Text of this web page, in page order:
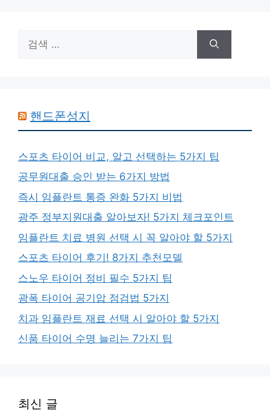
색:
핸드폰성지
스포츠 타이어 비교, 알고 선택하는 5가지 팁
공무원대출 승인 받는 6가지 방법
즉시 임플란트 통증 완화 5가지 비법
광주 정부지원대출 알아보자! 5가지 체크포인트
임플란트 치료 병원 선택 시 꼭 알아야 할 5가지
스포츠 타이어 후기! 8가지 추천모델
스노우 타이어 정비 필수 5가지 팁
광폭 타이어 공기압 점검법 5가지
치과 임플란트 재료 선택 시 알아야 할 5가지
신품 타이어 수명 늘리는 7가지 팁
최신 글